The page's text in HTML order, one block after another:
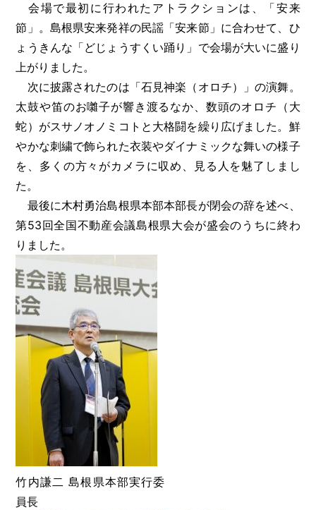
会場で最初に行われたアトラクションは、「安来
節」。島根県安来発祥の民謡「安来節」に合わせて、ひ
ょうきんな「どじょうすくい踊り」で会場が大いに盛り
上がりました。
次に披露されたのは「石見神楽（オロチ）」の演舞。
太鼓や笛のお囃子が響き渡るなか、数頭のオロチ（大
蛇）がスサノオノミコトと大格闘を繰り広げました。鮮
やかな刺繍で飾られた衣装やダイナミックな舞いの様子
を、多くの方々がカメラに収め、見る人を魅了しまし
た。
最後に木村勇治島根県本部本部長が閉会の辞を述べ、
第53回全国不動産会議島根県大会が盛会のうちに終わ
りました。
竹内謙二 島根県本部実行委
員長